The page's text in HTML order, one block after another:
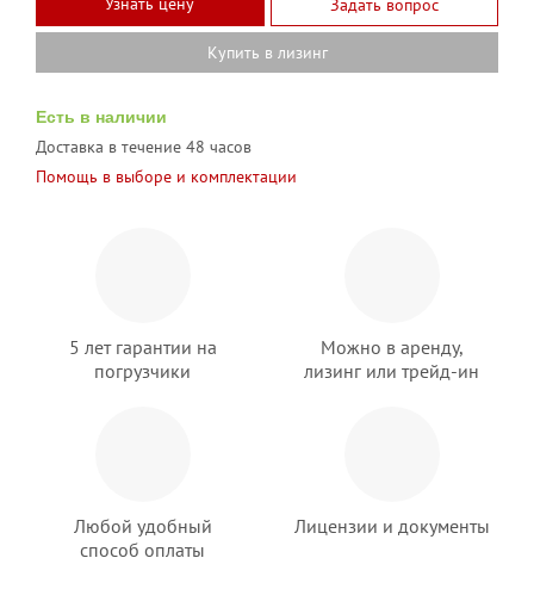
Задать вопрос
Купить в лизинг
Есть в наличии
Доставка в течение 48 часов
Помощь в выборе и комплектации
5 лет гарантии на
погрузчики
Можно в аренду,
лизинг или трейд-ин
Любой удобный
способ оплаты
Лицензии и документы